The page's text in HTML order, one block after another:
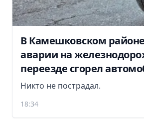
В Камешковском
аварии на
переезде сгорел
Никто не пострадал.
18:34